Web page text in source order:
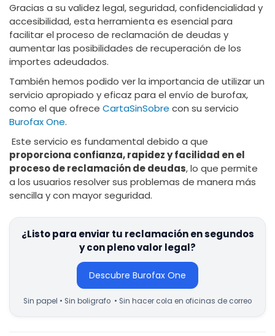
Gracias a su validez legal, seguridad, confidencialidad y
accesibilidad, esta herramienta es esencial para
facilitar el proceso de reclamación de deudas y
aumentar las posibilidades de recuperación de los
importes adeudados.
También hemos podido ver la importancia de utilizar un
servicio apropiado y eficaz para el envío de burofax,
como el que ofrece CartaSinSobre con su servicio
Burofax One.
Este servicio es fundamental debido a que
proporciona confianza, rapidez y facilidad en el
proceso de reclamación de deudas, lo que permite
a los usuarios resolver sus problemas de manera más
sencilla y con mayor seguridad.
¿Listo para enviar tu reclamación en segundos
y con pleno valor legal?
Descubre Burofax One
Sin papel • Sin boligrafo • Sin hacer cola en oficinas de correo